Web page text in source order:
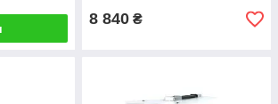
8 840 ₴